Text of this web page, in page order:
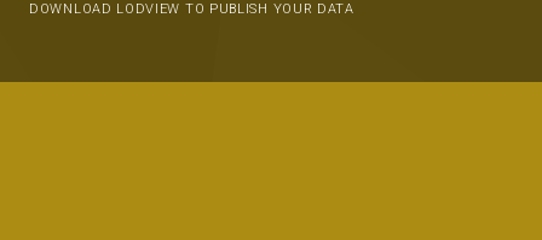
DOWNLOAD LODVIEW TO PUBLISH YOUR DATA